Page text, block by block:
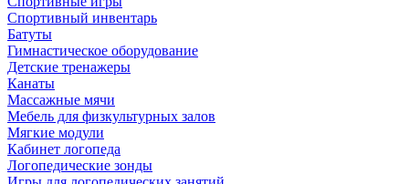
Спортивный инвентарь
Батуты
Гимнастическое оборудование
Детские тренажеры
Канаты
Массажные мячи
Мебель для физкультурных залов
Мягкие модули
Кабинет логопеда
Логопедические зонды